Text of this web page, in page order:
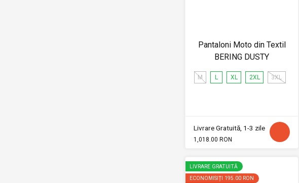
Pantaloni Moto din Textil
BERING DUSTY
M L XL 2XL 3XL
Livrare Gratuită, 1-3 zile
1,018.00 RON
LIVRARE GRATUITĂ
ECONOMISIȚI 195.00 RON